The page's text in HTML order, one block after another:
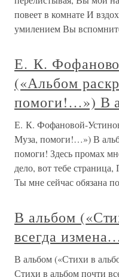
повеет в комнате И
умилением Вы
Е. К.
(«Альбом
помоги!…») В
Е. К. Фофановой-
Муза, помоги!…») В
помоги! Здесь промах
дело, вот тебе
Ты мне сейчас обязана
В альбом
всегда
В альбом («Стихи в
Стихи в альбом почти